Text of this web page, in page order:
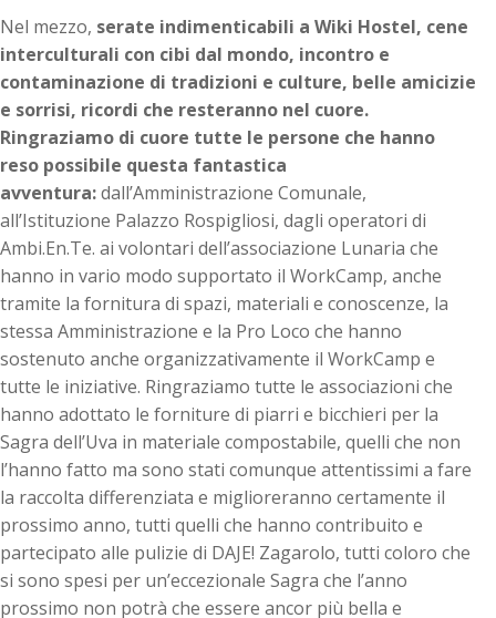
Nel mezzo, serate indimenticabili a Wiki Hostel, cene
interculturali con cibi dal mondo, incontro e
contaminazione di tradizioni e culture, belle amicizie
e sorrisi, ricordi che resteranno nel cuore.
Ringraziamo di cuore tutte le persone che hanno
reso possibile questa fantastica
avventura:dall’Amministrazione Comunale,
all’Istituzione Palazzo Rospigliosi, dagli operatori di
Ambi.En.Te. ai volontari dell’associazione Lunaria che
hanno in vario modo supportato il WorkCamp, anche
tramite la fornitura di spazi, materiali e conoscenze, la
stessa Amministrazione e la Pro Loco che hanno
sostenuto anche organizzativamente il WorkCamp e
tutte le iniziative. Ringraziamo tutte le associazioni che
hanno adottato le forniture di piarri e bicchieri per la
Sagra dell’Uva in materiale compostabile, quelli che non
l’hanno fatto ma sono stati comunque attentissimi a fare
la raccolta differenziata e miglioreranno certamente il
prossimo anno, tutti quelli che hanno contribuito e
partecipato alle pulizie di DAJE! Zagarolo, tutti coloro che
si sono spesi per un’eccezionale Sagra che l’anno
prossimo non potrà che essere ancor più bella e